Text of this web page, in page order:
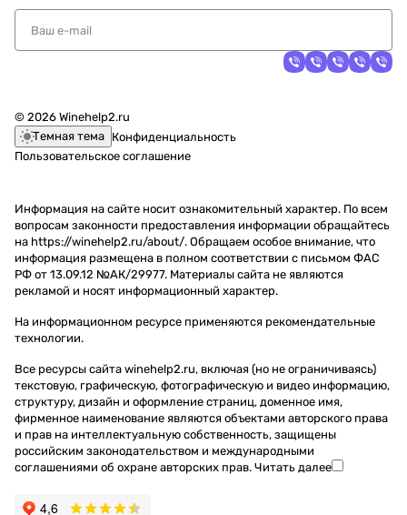
© 2026 Winehelp2.ru
Темная тема Конфиденциальность
Пользовательское соглашение
Информация на сайте носит ознакомительный характер. По всем
вопросам законности предоставления информации обращайтесь
на https://winehelp2.ru/about/. Обращаем особое внимание, что
информация размещена в полном соответствии с письмом ФАС
РФ от 13.09.12 №АК/29977. Материалы сайта не являются
рекламой и носят информационный характер.
На информационном ресурсе применяются рекомендательные
технологии.
Все ресурсы сайта winehelp2.ru, включая (но не ограничиваясь)
текстовую, графическую, фотографическую и видео информацию,
структуру, дизайн и оформление страниц, доменное имя,
фирменное наименование являются объектами авторского права
и прав на интеллектуальную собственность, защищены
российским законодательством и международными
соглашениями об охране авторских прав. Читать далее